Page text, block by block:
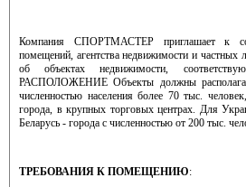
Компания СПОРТМАСТЕР приглашает к
помещений, агентства недвижимости и
об объектах недвижимости,
РАСПОЛОЖЕНИЕ Объекты должны
численностью населения более 70 тыс.
города, в крупных торговых центрах. Для
Беларусь - города с численностью от 200 тыс.
ТРЕБОВАНИЯ К ПОМЕЩЕНИЮ: